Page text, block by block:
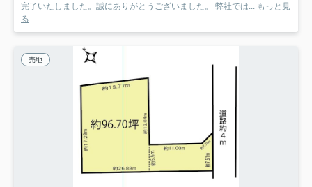
完了いたしました。誠にありがとうございました。 弊社では... もっと見
る
売地